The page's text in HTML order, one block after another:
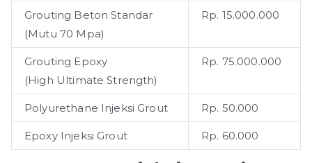
Grouting Beton Standar
(Mutu 70 Mpa)
Rp. 15.000.000
Grouting Epoxy
(High Ultimate Strength)
Rp. 75.000.000
Polyurethane Injeksi Grout Rp. 50.000
Epoxy Injeksi Grout Rp. 60.000